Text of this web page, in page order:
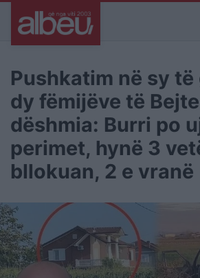
Pushkatim në sy të
dy fëmijëve të
dëshmia: Burri po
perimet, hynë 3
bllokuan, 2 e vranë